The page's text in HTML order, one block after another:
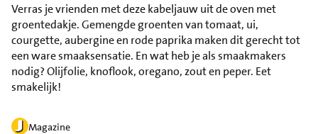
Magazine
Verras je vrienden met deze kabeljauw uit de oven met
groentedakje. Gemengde groenten van tomaat, ui,
courgette, aubergine en rode paprika maken dit gerecht tot
een ware smaaksensatie. En wat heb je als smaakmakers
nodig? Olijfolie, knoflook, oregano, zout en peper. Eet
smakelijk!